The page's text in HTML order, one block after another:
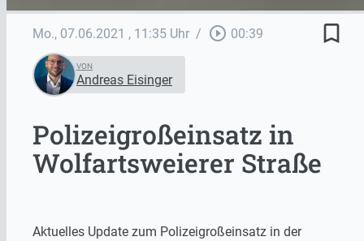
Mo., 07.06.2021 , 11:35 Uhr / play_circle_outline 00:39 bookmark_border
VON
Andreas Eisinger
Polizeigroßeinsatz in
Wolfartsweierer Straße
Aktuelles Update zum Polizeigroßeinsatz in der